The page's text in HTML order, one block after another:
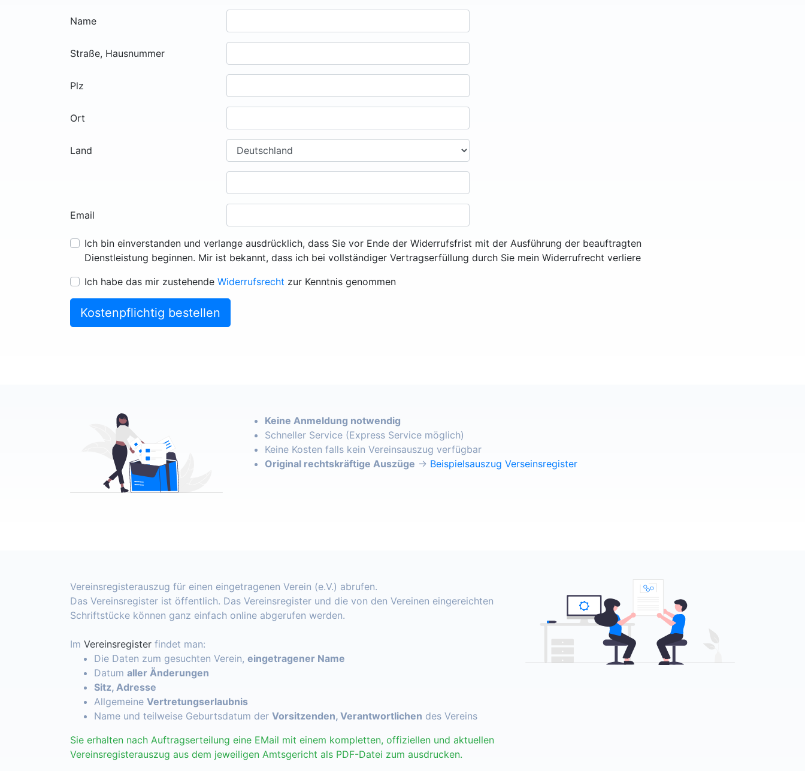
Name
Straße, Hausnummer
Plz
Ort
Land
Email
Ich bin einverstanden und verlange ausdrücklich, dass Sie vor Ende der Widerrufsfrist mit der Ausführung der beauftragten
Dienstleistung beginnen. Mir ist bekannt, dass ich bei vollständiger Vertragserfüllung durch Sie mein Widerrufrecht verliere
Ich habe das mir zustehende Widerrufsrecht zur Kenntnis genommen
Kostenpflichtig bestellen
Keine Anmeldung notwendig
Schneller Service (Express Service möglich)
Keine Kosten falls kein Vereinsauszug verfügbar
Original rechtskräftige Auszüge → Beispielsauszug Verseinsregister
Vereinsregisterauszug für einen eingetragenen Verein (e.V.) abrufen.
Das Vereinsregister ist öffentlich. Das Vereinsregister und die von den Vereinen eingereichten
Schriftstücke können ganz einfach online abgerufen werden.
Im Vereinsregister findet man:
Die Daten zum gesuchten Verein, eingetragener Name
Datum aller Änderungen
Sitz, Adresse
Allgemeine Vertretungserlaubnis
Name und teilweise Geburtsdatum der Vorsitzenden, Verantwortlichen des Vereins
Sie erhalten nach Auftragserteilung eine EMail mit einem kompletten, offiziellen und aktuellen
Vereinsregisterauszug aus dem jeweiligen Amtsgericht als PDF-Datei zum ausdrucken.